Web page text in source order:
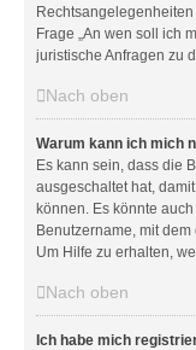
Frage „An wen soll ich
juristische Anfragen zu
Nach oben
Warum kann ich mich
Es kann sein, dass die
ausgeschaltet hat,
können. Es könnte
Benutzername, mit
Um Hilfe zu erhalten,
Nach oben
Ich habe mich